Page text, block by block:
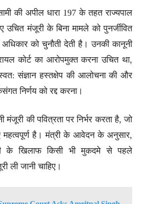
की अपील धारा 197 के तहत राज्यपाल
उचित मंजूरी के बिना मामले को पुनर्जीवित
को चुनौती देती है। उनकी कानूनी
कोर्ट का आरोपमुक्त करना उचित था,
संज्ञान हस्तक्षेप की आलोचना की और
निर्णय को रद्द करना।
मंजूरी की पवित्रता पर निर्भर करता है, जो
महत्वपूर्ण है। मंत्री के आवेदन के अनुसार,
के खिलाफ किसी भी मुकदमे से पहले
ली जानी चाहिए।